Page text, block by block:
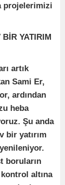
projelerimizi
BİR YATIRIM
artık
Sami Er,
ardından
heba
Şu anda
bir yatırım
boruların
altına